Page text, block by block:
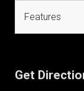
Features
Get